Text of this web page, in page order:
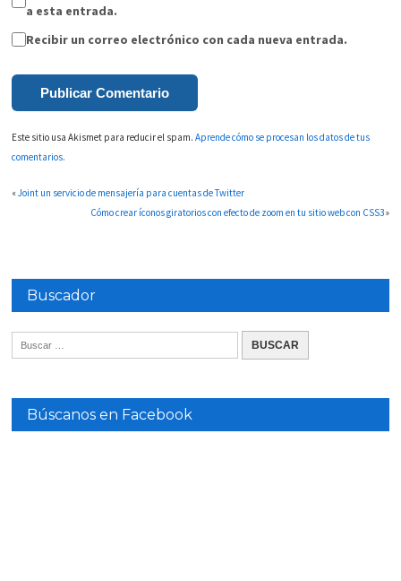
a esta entrada.
Recibir un correo electrónico con cada nueva entrada.
Este sitio usa Akismet para reducir el spam.Aprende cómo se procesan los datos de tus
comentarios.
«Joint un servicio de mensajería para cuentas de Twitter
Cómo crear íconos giratorios con efecto de zoom en tu sitio web con CSS3»
Buscador
Búscanos en Facebook